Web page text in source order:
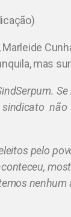
mas
pelo
nenhum